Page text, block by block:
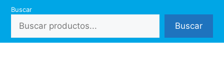
Saltar
contenido
Buscar
Buscar